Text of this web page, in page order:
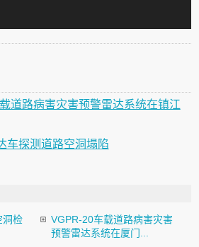
道路病害灾害预警雷达系统在镇江
车探测道路空洞塌陷
洞检
VGPR-20车载道路病害灾害
预警雷达系统在厦门...